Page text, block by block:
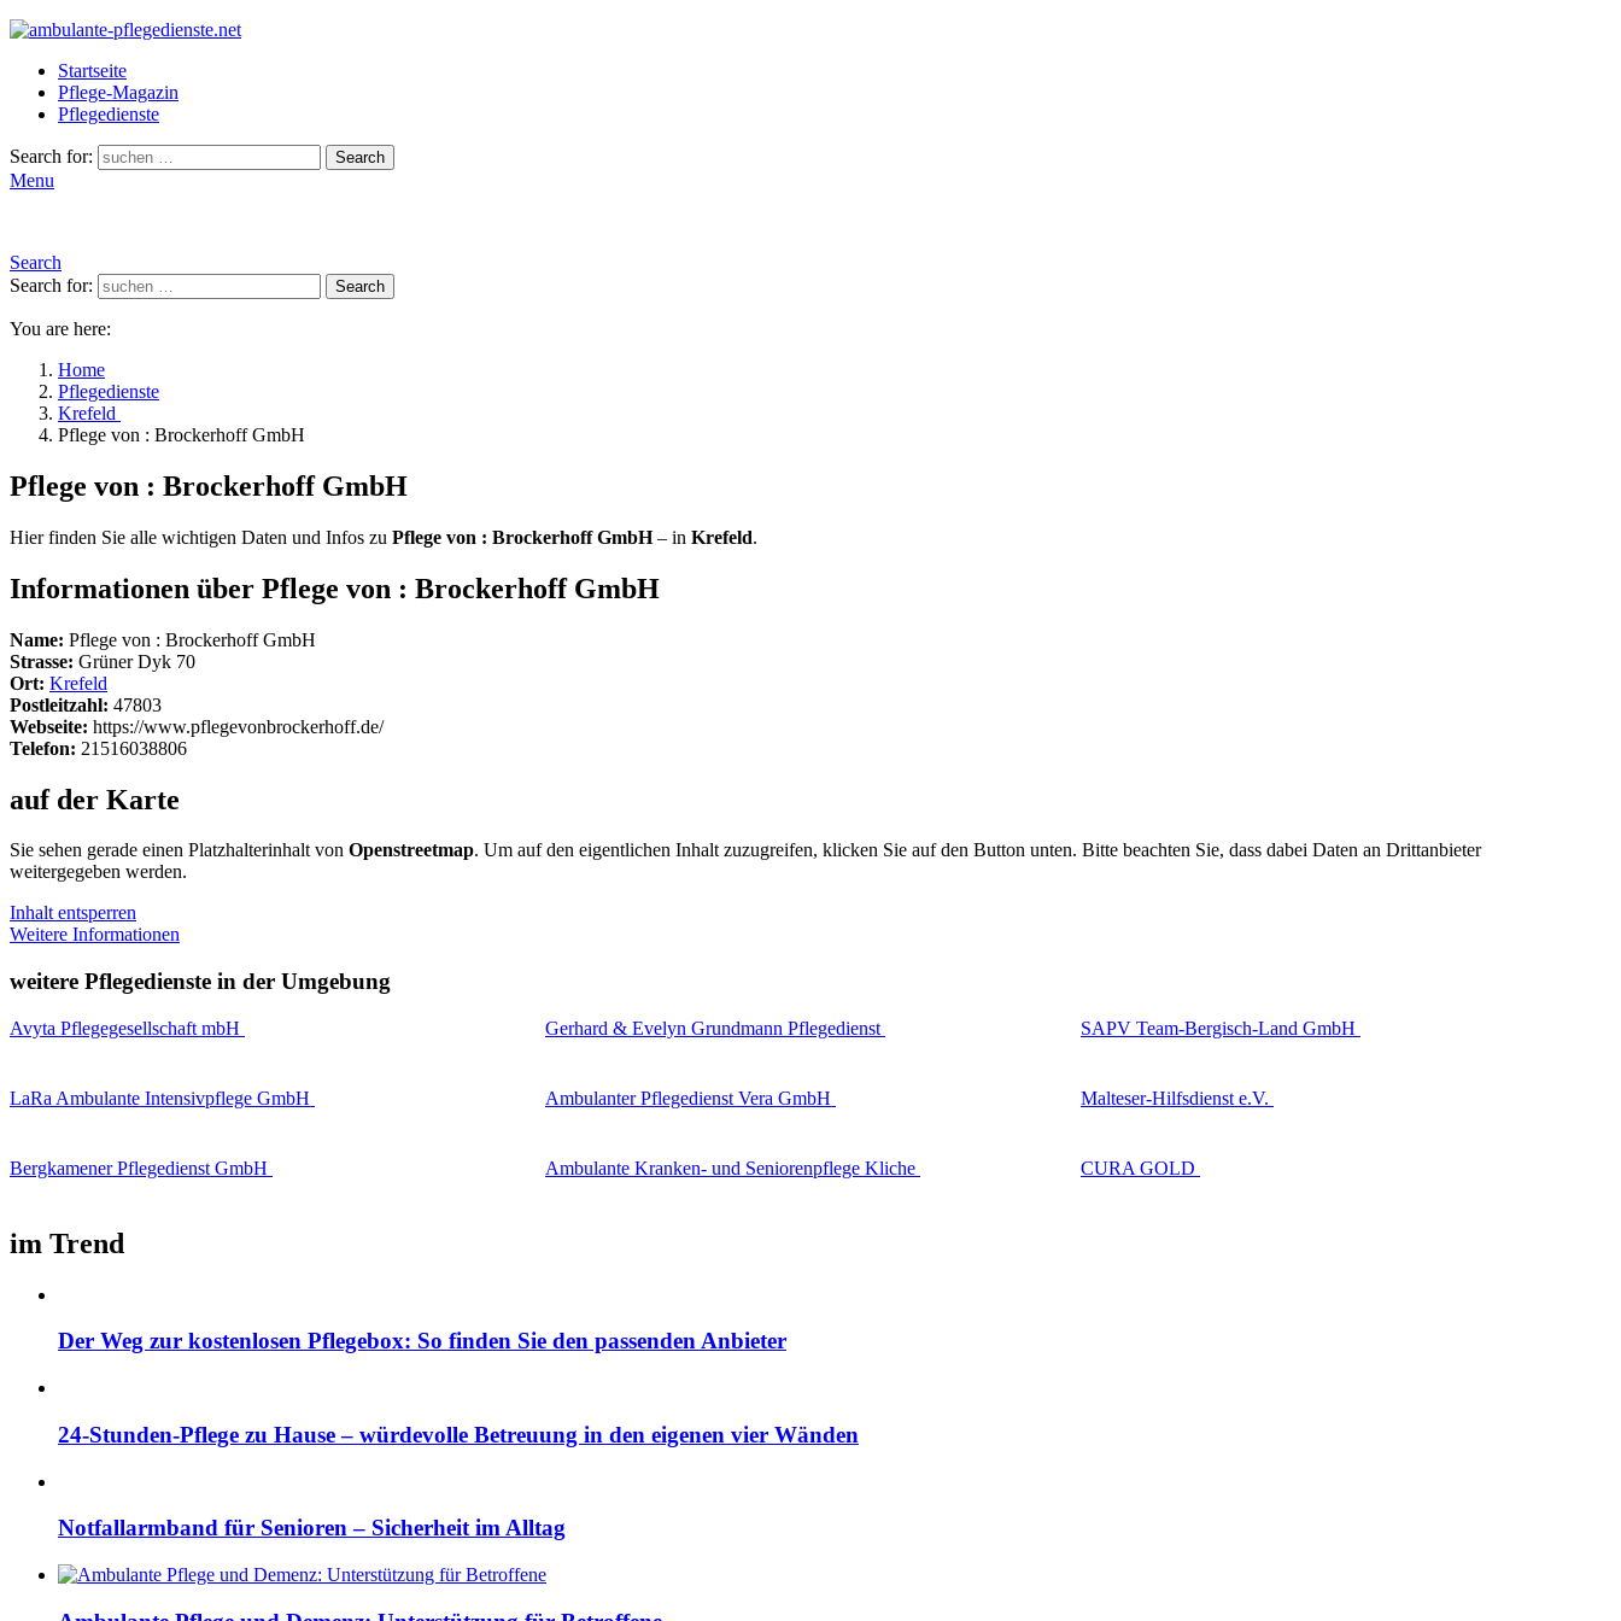
Startseite
Pflege-Magazin
Pflegedienste
Search for: Search
Menu
Search
Search for:
Search
You are here:
Home
Pflegedienste
Krefeld
Pflege von : Brockerhoff GmbH
Pflege von : Brockerhoff GmbH
Hier finden Sie alle wichtigen Daten und Infos zu Pflege von : Brockerhoff GmbH– in Krefeld.
Informationen über Pflege von : Brockerhoff GmbH
Name: Pflege von : Brockerhoff GmbH
Strasse: Grüner Dyk 70
Ort: Krefeld
Postleitzahl: 47803
Webseite: https://www.pflegevonbrockerhoff.de/
Telefon: 21516038806
auf der Karte
Sie sehen gerade einen Platzhalterinhalt von Openstreetmap. Um auf den eigentlichen Inhalt zuzugreifen, klicken Sie auf den Button unten. Bitte beachten Sie, dass dabei Daten an Drittanbieter
weitergegeben werden.
Inhalt entsperren
Weitere Informationen
weitere Pflegedienste in der Umgebung
Avyta Pflegegesellschaft mbH Gerhard & Evelyn Grundmann Pflegedienst SAPV Team-Bergisch-Land GmbH
LaRa Ambulante Intensivpflege GmbH Ambulanter Pflegedienst Vera GmbH Malteser-Hilfsdienst e.V.
Bergkamener Pflegedienst GmbH Ambulante Kranken- und Seniorenpflege Kliche CURA GOLD
im Trend
Der Weg zur kostenlosen Pflegebox: So finden Sie den passenden Anbieter
24-Stunden-Pflege zu Hause – würdevolle Betreuung in den eigenen vier Wänden
Notfallarmband für Senioren – Sicherheit im Alltag